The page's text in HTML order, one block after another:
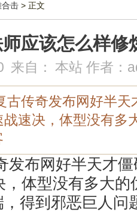
合击 > 正文
应该怎么样修
来自： 本站 作者：
古传奇发布网好半天
速决，体型没有多
布网好半天才僵
体型没有多大的
得到邪恶巨人问